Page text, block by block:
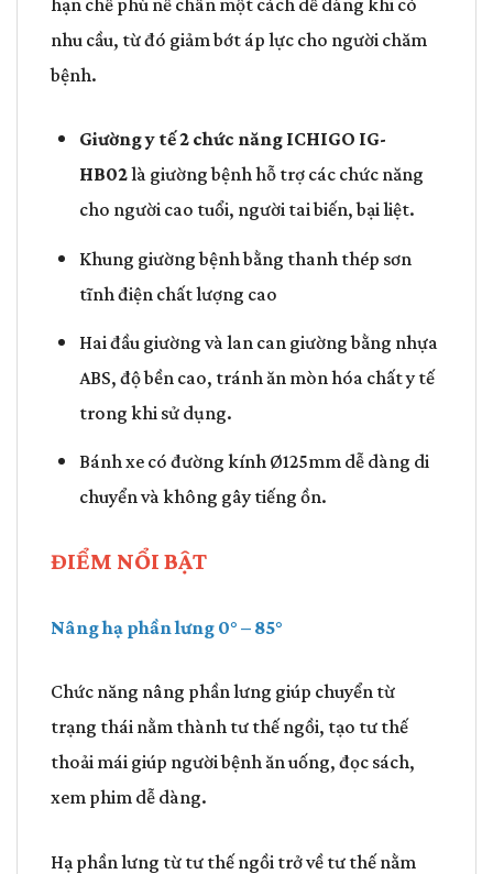
hạn chế phù nề chân một cách dễ dàng khi có
nhu cầu, từ đó giảm bớt áp lực cho người chăm
bệnh.
Giường y tế 2 chức năng ICHIGO IG-
HB02là giường bệnh hỗ trợ các chức năng
cho người cao tuổi, người tai biến, bại liệt.
Khung giường bệnh bằng thanh thép sơn
tĩnh điện chất lượng cao
Hai đầu giường và lan can giường bằng nhựa
ABS, độ bền cao, tránh ăn mòn hóa chất y tế
trong khi sử dụng.
Bánh xe có đường kính Ø125mm dễ dàng di
chuyển và không gây tiếng ồn.
ĐIỂM NỔI BẬT
Nâng hạ phần lưng 0° – 85°
Chức năng nâng phần lưng giúp chuyển từ
trạng thái nằm thành tư thế ngồi, tạo tư thế
thoải mái giúp người bệnh ăn uống, đọc sách,
xem phim dễ dàng.
Hạ phần lưng từ tư thế ngồi trở về tư thế nằm